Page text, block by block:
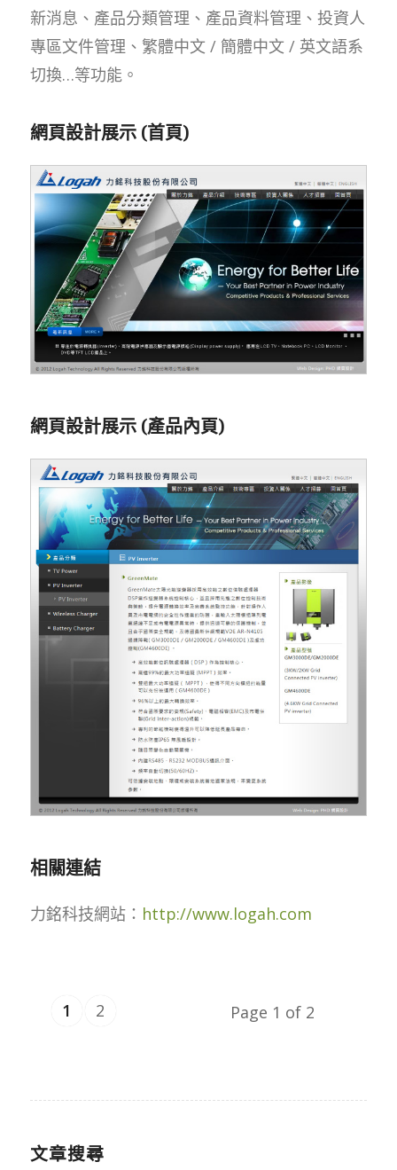
新消息、產品分類管理、產品資料管理、投資人
專區文件管理、繁體中文 / 簡體中文 / 英文語系
切換…等功能。
網頁設計展示 (首頁)
網頁設計展示 (產品內頁)
相關連結
力銘科技網站： http://www.logah.com
Page 1 of 2
1 2
文章搜尋